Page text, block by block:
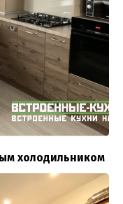
холодильником